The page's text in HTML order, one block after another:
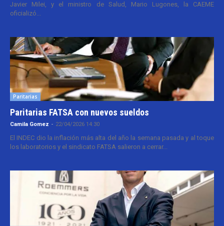
Javier Milei, y el ministro de Salud, Mario Lugones, la CAEME
oficializó...
Paritarias
Paritarias FATSA con nuevos sueldos
Camila Gomez - 22/04/2026 14:30
El INDEC dio la inflación más alta del año la semana pasada y al toque
los laboratorios y el sindicato FATSA salieron a cerrar...